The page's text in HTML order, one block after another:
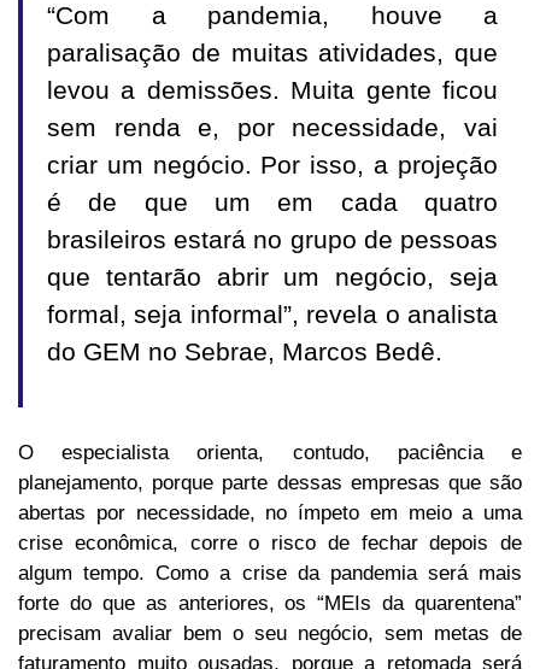
“Com a pandemia, houve a
paralisação de muitas atividades, que
levou a demissões. Muita gente ficou
sem renda e, por necessidade, vai
criar um negócio. Por isso, a projeção
é de que um em cada quatro
brasileiros estará no grupo de pessoas
que tentarão abrir um negócio, seja
formal, seja informal”, revela o analista
do GEM no Sebrae, Marcos Bedê.
O especialista orienta, contudo, paciência e
planejamento, porque parte dessas empresas que são
abertas por necessidade, no ímpeto em meio a uma
crise econômica, corre o risco de fechar depois de
algum tempo. Como a crise da pandemia será mais
forte do que as anteriores, os “MEIs da quarentena”
precisam avaliar bem o seu negócio, sem metas de
faturamento muito ousadas, porque a retomada será